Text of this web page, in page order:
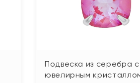
Подвеска из серебра с
ювелирным